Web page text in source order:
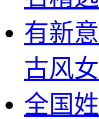
有新
古风
全国